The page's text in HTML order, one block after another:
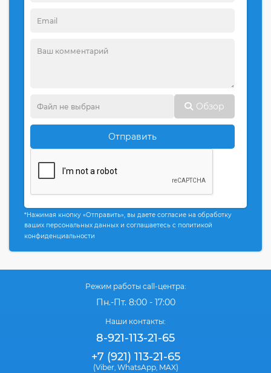
Обзор
Отправить
*Нажимая кнопку «Отправить», вы даете согласие на обработку
ваших персональных данных и соглашаетесь с политикой
конфиденциальности
Режим работы call-центра:
Пн.-Пт. 8:00 - 17:00
Наши контакты:
8-921-113-21-65
+7 (921) 113-21-65
(Viber, WhatsApp, MAX)